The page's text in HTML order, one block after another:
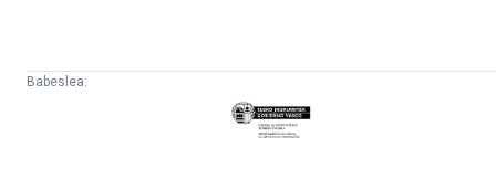
Babeslea:
Eusko
Jaurlaritza